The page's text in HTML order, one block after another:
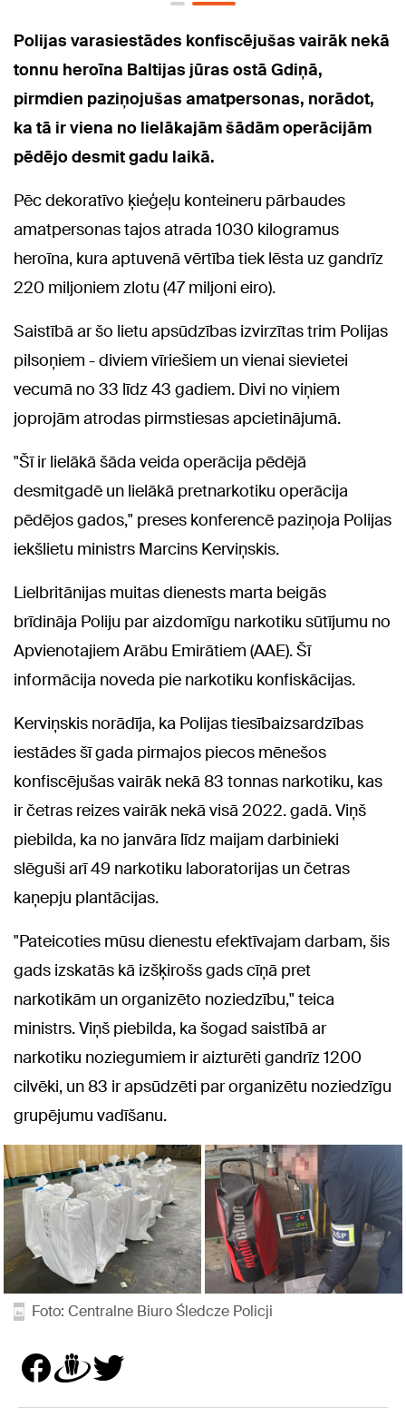
Polijas varasiestādes konfiscējušas vairāk nekā
tonnu heroīna Baltijas jūras ostā Gdiņā,
pirmdien paziņojušas amatpersonas, norādot,
ka tā ir viena no lielākajām šādām operācijām
pēdējo desmit gadu laikā.
Pēc dekoratīvo ķieģeļu konteineru pārbaudes
amatpersonas tajos atrada 1030 kilogramus
heroīna, kura aptuvenā vērtība tiek lēsta uz gandrīz
220 miljoniem zlotu (47 miljoni eiro).
Saistībā ar šo lietu apsūdzības izvirzītas trim Polijas
pilsoņiem - diviem vīriešiem un vienai sievietei
vecumā no 33 līdz 43 gadiem. Divi no viņiem
joprojām atrodas pirmstiesas apcietinājumā.
"Šī ir lielākā šāda veida operācija pēdējā
desmitgadē un lielākā pretnarkotiku operācija
pēdējos gados," preses konferencē paziņoja Polijas
iekšlietu ministrs Marcins Kerviņskis.
Lielbritānijas muitas dienests marta beigās
brīdināja Poliju par aizdomīgu narkotiku sūtījumu no
Apvienotajiem Arābu Emirātiem (AAE). Šī
informācija noveda pie narkotiku konfiskācijas.
Kerviņskis norādīja, ka Polijas tiesībaizsardzības
iestādes šī gada pirmajos piecos mēnešos
konfiscējušas vairāk nekā 83 tonnas narkotiku, kas
ir četras reizes vairāk nekā visā 2022. gadā. Viņš
piebilda, ka no janvāra līdz maijam darbinieki
slēguši arī 49 narkotiku laboratorijas un četras
kaņepju plantācijas.
"Pateicoties mūsu dienestu efektīvajam darbam, šis
gads izskatās kā izšķirošs gads cīņā pret
narkotikām un organizēto noziedzību," teica
ministrs. Viņš piebilda, ka šogad saistībā ar
narkotiku noziegumiem ir aizturēti gandrīz 1200
cilvēki, un 83 ir apsūdzēti par organizētu noziedzīgu
grupējumu vadīšanu.
Foto: Centralne Biuro Śledcze Policji